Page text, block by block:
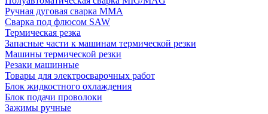
Ручная дуговая сварка MMA
Сварка под флюсом SAW
Термическая резка
Запасные части к машинам термической резки
Машины термической резки
Резаки машинные
Товары для электросварочных работ
Блок жидкостного охлаждения
Блок подачи проволоки
Зажимы ручные